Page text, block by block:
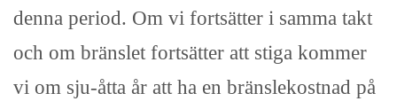
denna period. Om vi fortsätter i samma takt
och om bränslet fortsätter att stiga kommer
vi om sju-åtta år att ha en bränslekostnad på